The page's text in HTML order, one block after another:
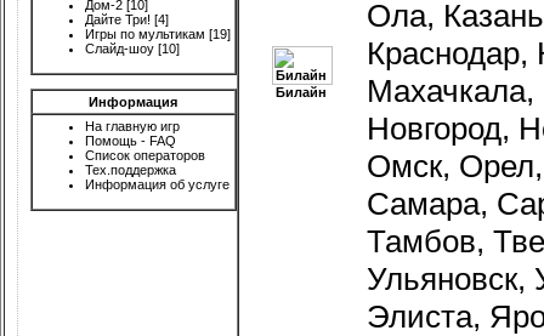
Дом-2 [10]
Дайте Три! [4]
Игры по мультикам [19]
Слайд-шоу [10]
Информация
На главную игр
Помощь - FAQ
Список операторов
Тех.поддержка
Информация об услуге
Билайн
Ола,
Краснодар,
Новгород,
Омск, Орел,
Самара,
Тамбов,
Элиста,